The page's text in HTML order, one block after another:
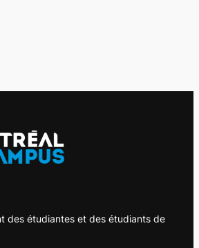
des étudiantes et des étudiants de